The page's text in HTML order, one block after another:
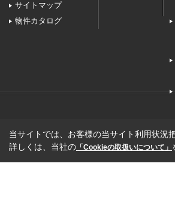
サイトマップ
物件カタログ
当サイトでは、お客様の当サイト利用状況
詳しくは、当社の 「Cookieの取扱いについて」